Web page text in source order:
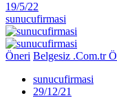
19/5/22
sunucufirmasi
Öneri Belgesiz .Com.tr
sunucufirmasi
29/12/21